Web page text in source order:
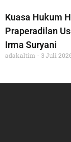
Kuasa Hukum
Praperadilan
Irma Suryani
adakaltim 3 Juli